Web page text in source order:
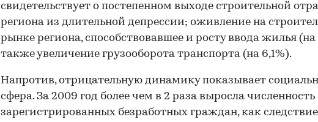
свидетельствует о постепенном выходе строительной
региона из длительной депрессии; оживление на
рынке региона, способствовавшее и росту ввода жилья (на
также увеличение грузооборота транспорта (на 6,1%).
Напротив, отрицательную динамику показывает
сфера. За 2009 год более чем в 2 раза выросла численность
зарегистрированных безработных граждан, как